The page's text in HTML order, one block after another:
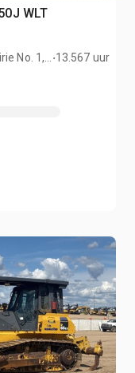
WLT
No. 1,
.13.567 uur